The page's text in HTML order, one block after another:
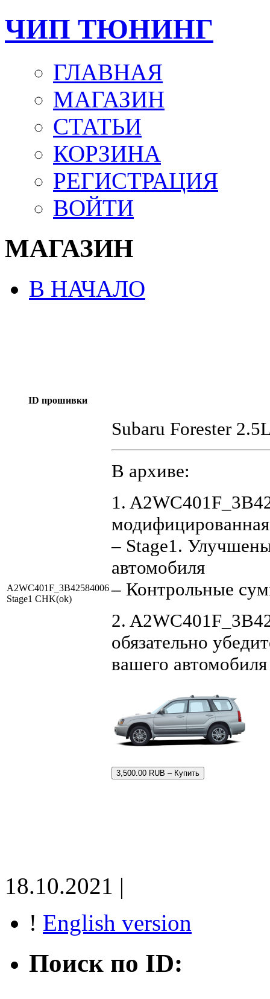
ЧИП ТЮНИНГ
ГЛАВНАЯ
МАГАЗИН
СТАТЬИ
КОРЗИНА
РЕГИСТРАЦИЯ
ВОЙТИ
МАГАЗИН
В НАЧАЛО
ID прошивки
A2WC401F_3B42584006
Stage1 CHK(ok)
Subaru Forester
В архиве:
1.
– Stage1.
автомобиля
– Контрольные
2.
обязательно
вашего автомобиля
3,500.00 RUB – Купить
18.10.2021 |
! English version
Поиск по ID: